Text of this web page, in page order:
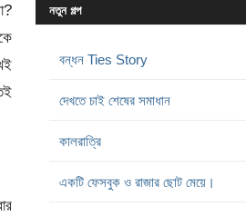
নতুন গল্প
বন্ধন Ties Story
দেখতে চাই শেষের সমাধান
কালরাত্রি
একটি ফেসবুক ও রাজার ছোট মেয়ে।